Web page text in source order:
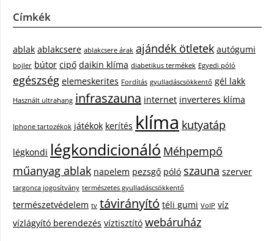
Címkék
ablak ablakcsere ablakcsere árak ajándék ötletek autógumi
bojler bútor cipő daikin klíma diabetikus termékek Egyedi póló
egészség elemeskerites Fordítás gyulladáscsökkentő gél lakk
Használt ultrahang infraszauna internet inverteres klíma
Iphone tartozékok játékok kerítés klíma kutyatáp
légkondi légkondicionáló Méhpempő
műanyag ablak napelem pezsgő póló szauna szerver
targonca jogosítvány természetes gyulladáscsökkentő
természetvédelem tv távirányító téli gumi VoIP víz
vízlágyító berendezés víztisztító webáruház